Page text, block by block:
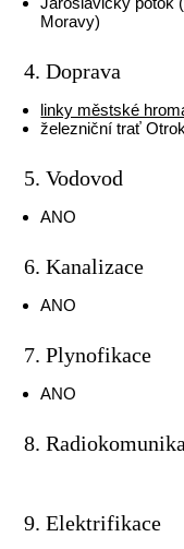
Moravy)
4. Doprava
linky městské
železniční trať
5. Vodovod
ANO
6. Kanalizace
ANO
7. Plynofikace
ANO
8.
9. Elektrifikace